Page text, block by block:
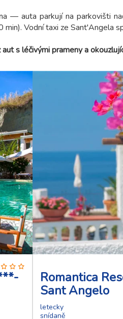
— auta parkují na parkovišti
Vodní taxi ze Sant'Angela
s léčivými prameny a
Romantica
Sant Angelo
letecky
snídaně